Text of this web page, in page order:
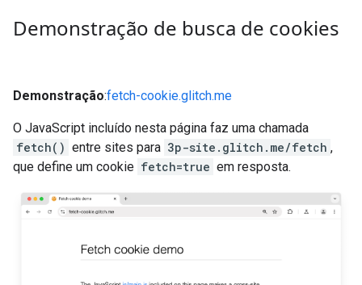
Demonstração de busca de cookies
Demonstração:fetch-cookie.glitch.me
O JavaScript incluído nesta página faz uma chamada
fetch() entre sites para 3p-site.glitch.me/fetch ,
que define um cookie fetch=true em resposta.